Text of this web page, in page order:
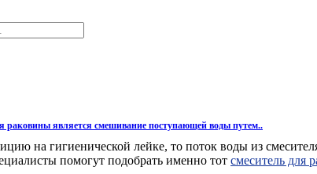
раковины является смешивание поступающей воды путем..
на гигиенической лейке, то поток воды из
помогут подобрать именно тот смеситель для